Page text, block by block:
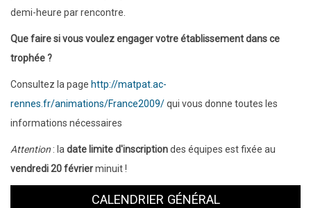
demi-heure par rencontre.
Que faire si vous voulez engager votre établissement dans ce
trophée ?
Consultez la page http://matpat.ac-
rennes.fr/animations/France2009/qui vous donne toutes les
informations nécessaires
Attention : la date limite d'inscriptiondes équipes est fixée au
vendredi 20 févrierminuit !
CALENDRIER GÉNÉRAL